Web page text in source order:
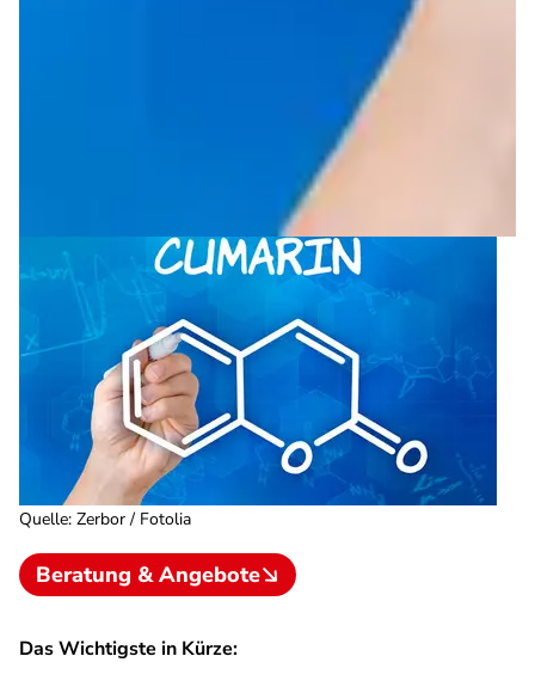
Quelle: Zerbor / Fotolia
Beratung & Angebote
Das Wichtigste in Kürze: